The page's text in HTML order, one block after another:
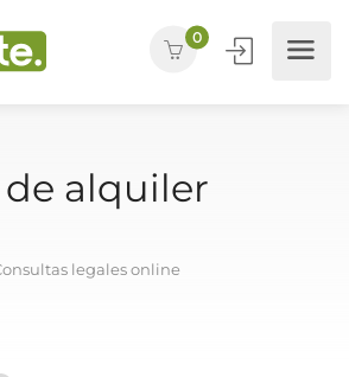
0
alquiler
legales online